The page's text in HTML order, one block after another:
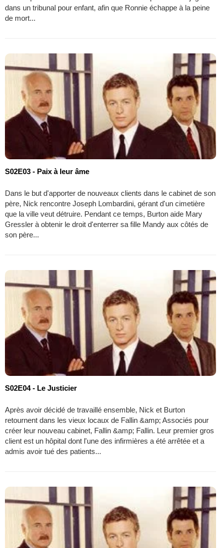
dans un tribunal pour enfant, afin que Ronnie échappe à la peine
de mort...
S02E03 - Paix à leur âme
Dans le but d'apporter de nouveaux clients dans le cabinet de son
père, Nick rencontre Joseph Lombardini, gérant d'un cimetière
que la ville veut détruire. Pendant ce temps, Burton aide Mary
Gressler à obtenir le droit d'enterrer sa fille Mandy aux côtés de
son père...
S02E04 - Le Justicier
Après avoir décidé de travaillé ensemble, Nick et Burton
retournent dans les vieux locaux de Fallin &amp; Associés pour
créer leur nouveau cabinet, Fallin &amp; Fallin. Leur premier gros
client est un hôpital dont l'une des infirmières a été arrêtée et a
admis avoir tué des patients...